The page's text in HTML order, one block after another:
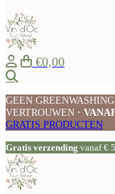
€0,00
GEEN
VERTROUWEN ·
GRATIS PRODUCTEN
Gratis verzending vanaf €